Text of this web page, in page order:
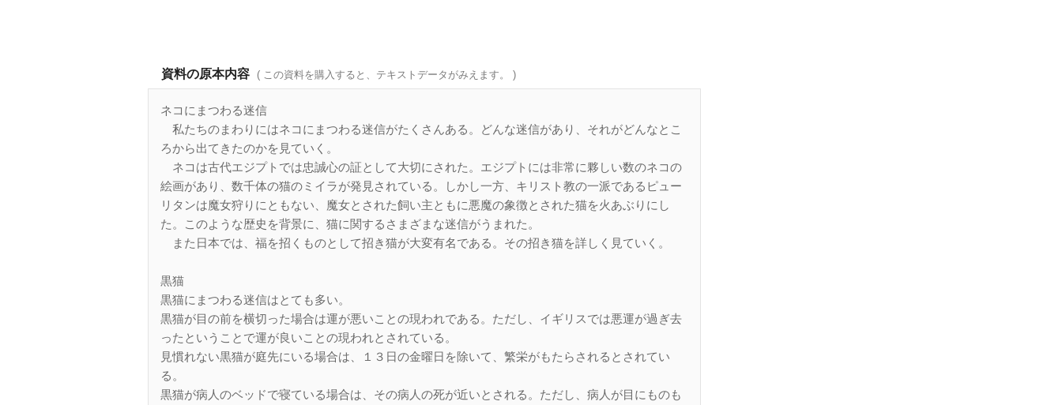
資料の原本内容 ( この資料を購入すると、テキストデータがみえます。 )
ネコにまつわる迷信
私たちのまわりにはネコにまつわる迷信がたくさんある。どんな迷信があり、それがどんなとこ
ろから出てきたのかを見ていく。
ネコは古代エジプトでは忠誠心の証として大切にされた。エジプトには非常に夥しい数のネコの
絵画があり、数千体の猫のミイラが発見されている。しかし一方、キリスト教の一派であるピュー
リタンは魔女狩りにともない、魔女とされた飼い主ともに悪魔の象徴とされた猫を火あぶりにし
た。このような歴史を背景に、猫に関するさまざまな迷信がうまれた。
また日本では、福を招くものとして招き猫が大変有名である。その招き猫を詳しく見ていく。
黒猫
黒猫にまつわる迷信はとても多い。
黒猫が目の前を横切った場合は運が悪いことの現われである。ただし、イギリスでは悪運が過ぎ去
ったということで運が良いことの現われとされている。
見慣れない黒猫が庭先にいる場合は、１３日の金曜日を除いて、繁栄がもたらされるとされてい
る。
黒猫が病人のベッドで寝ている場合は、その病人の死が近いとされる。ただし、病人が目にものも